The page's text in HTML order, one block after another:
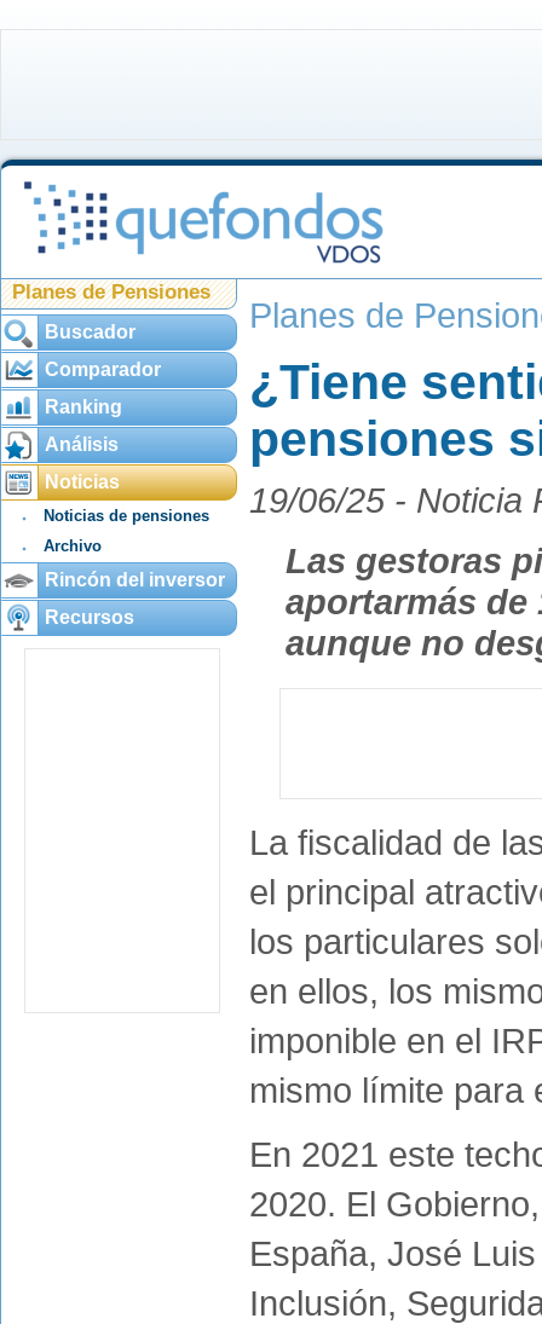
Planes de Pensiones
Buscador
Comparador
Ranking
Análisis
Noticias
Noticias de pensiones
Archivo
Rincón del inversor
Recursos
Planes de
¿Tiene
pensiones
19/06/25 - Noticia
Las gestoras
aportarmás de
aunque no
La fiscalidad de
el principal
los particulares
en ellos, los
imponible en el
mismo límite para
En 2021 este
2020. El
España, José
Inclusión,